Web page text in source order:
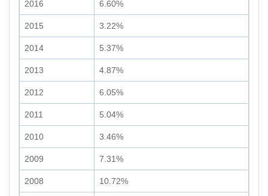
2016 6.60%
2015 3.22%
2014 5.37%
2013 4.87%
2012 6.05%
2011 5.04%
2010 3.46%
2009 7.31%
2008 10.72%